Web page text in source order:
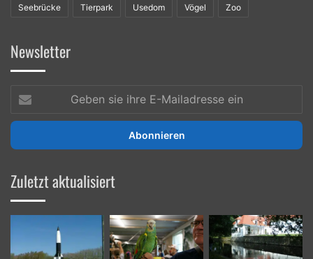
Seebrücke Tierpark Usedom Vögel Zoo
Newsletter
sie
ihre
Mailadresse
Zuletzt aktualisiert